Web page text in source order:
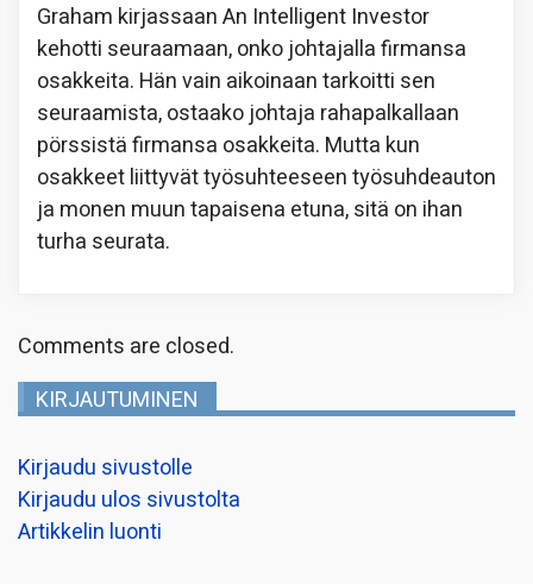
Graham kirjassaan An Intelligent Investor
kehotti seuraamaan, onko johtajalla firmansa
osakkeita. Hän vain aikoinaan tarkoitti sen
seuraamista, ostaako johtaja rahapalkallaan
pörssistä firmansa osakkeita. Mutta kun
osakkeet liittyvät työsuhteeseen työsuhdeauton
ja monen muun tapaisena etuna, sitä on ihan
turha seurata.
Comments are closed.
KIRJAUTUMINEN
Kirjaudu sivustolle
Kirjaudu ulos sivustolta
Artikkelin luonti